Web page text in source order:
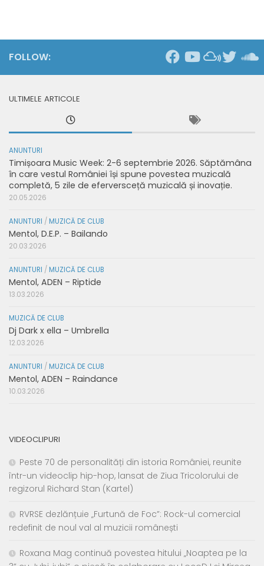
FOLLOW:
ULTIMELE ARTICOLE
ANUNTURI
Timișoara Music Week: 2-6 septembrie 2026. Săptămâna
în care vestul României își spune povestea muzicală
completă, 5 zile de eferversceță muzicală și inovație.
20.05.2026
ANUNTURI / MUZICĂ DE CLUB
Mentol, D.E.P. – Bailando
20.03.2026
ANUNTURI / MUZICĂ DE CLUB
Mentol, ADEN – Riptide
13.03.2026
MUZICĂ DE CLUB
Dj Dark x ella – Umbrella
12.03.2026
ANUNTURI / MUZICĂ DE CLUB
Mentol, ADEN – Raindance
10.03.2026
VIDEOCLIPURI
Peste 70 de personalități din istoria României, reunite
într-un videoclip hip-hop, lansat de Ziua Tricolorului de
regizorul Richard Stan (Kartel)
RVRSE dezlănțuie „Furtună de Foc”: Rock-ul comercial
redefinit de noul val al muzicii românești
Roxana Mag continuă povestea hitului „Noaptea pe la